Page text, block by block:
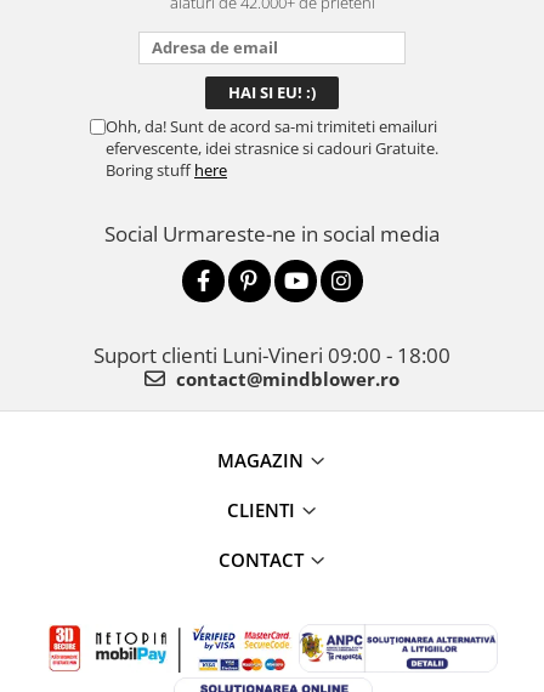
Ohh, da! Sunt de acord sa-mi trimiteti emailuri
efervescente, idei strasnice si cadouri Gratuite.
Boring stuffhere
Social Urmareste-ne in social media
Suport clienti Luni-Vineri 09:00 - 18:00
contact@mindblower.ro
MAGAZIN
CLIENTI
CONTACT